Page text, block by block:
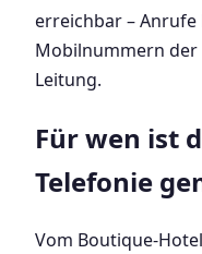
erreichbar –
Mobilnummern der
Leitung.
Für wen ist
Telefonie
Vom Boutique-